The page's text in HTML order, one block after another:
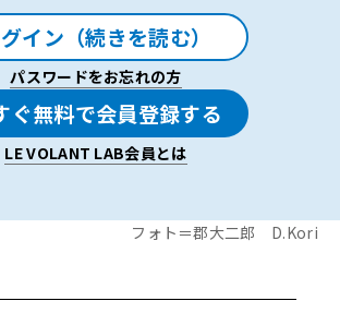
イン（続きを読む）
パスワードをお忘れの方
ぐ無料で会員登録する
LE VOLANT LAB会員とは
フォト＝郡大二郎 D.Kori